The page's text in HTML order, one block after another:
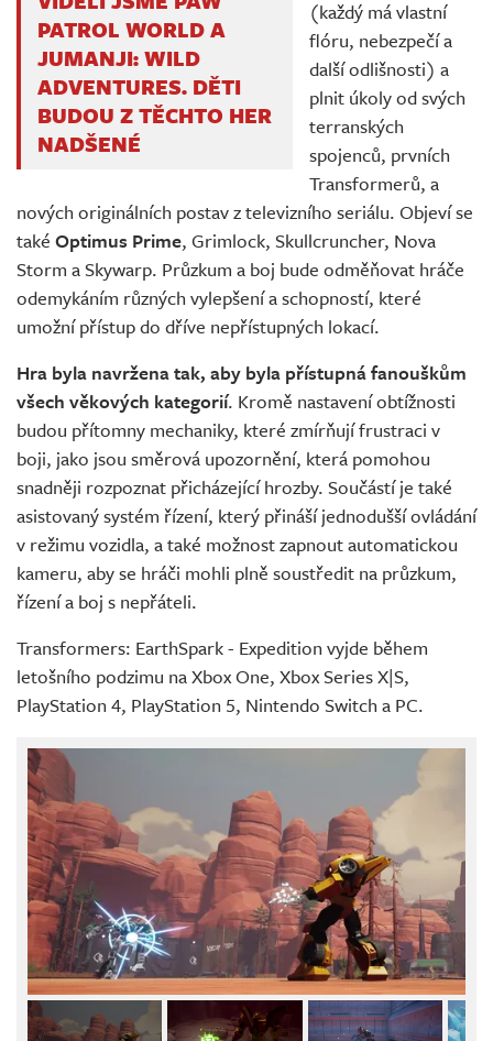
PATROL WORLD A
JUMANJI: WILD
ADVENTURES. DĚTI
BUDOU Z TĚCHTO HER
NADŠENÉ
(každý má vlastní
flóru, nebezpečí a
další odlišnosti) a
plnit úkoly od svých
terranských
spojenců, prvních
Transformerů, a
nových originálních postav z televizního seriálu. Objeví se
také Optimus Prime, Grimlock, Skullcruncher, Nova
Storm a Skywarp. Průzkum a boj bude odměňovat hráče
odemykáním různých vylepšení a schopností, které
umožní přístup do dříve nepřístupných lokací.
Hra byla navržena tak, aby byla přístupná fanouškům
všech věkových kategorií. Kromě nastavení obtížnosti
budou přítomny mechaniky, které zmírňují frustraci v
boji, jako jsou směrová upozornění, která pomohou
snadněji rozpoznat přicházející hrozby. Součástí je také
asistovaný systém řízení, který přináší jednodušší ovládání
v režimu vozidla, a také možnost zapnout automatickou
kameru, aby se hráči mohli plně soustředit na průzkum,
řízení a boj s nepřáteli.
Transformers: EarthSpark - Expedition vyjde během
letošního podzimu na Xbox One, Xbox Series X|S,
PlayStation 4, PlayStation 5, Nintendo Switch a PC.